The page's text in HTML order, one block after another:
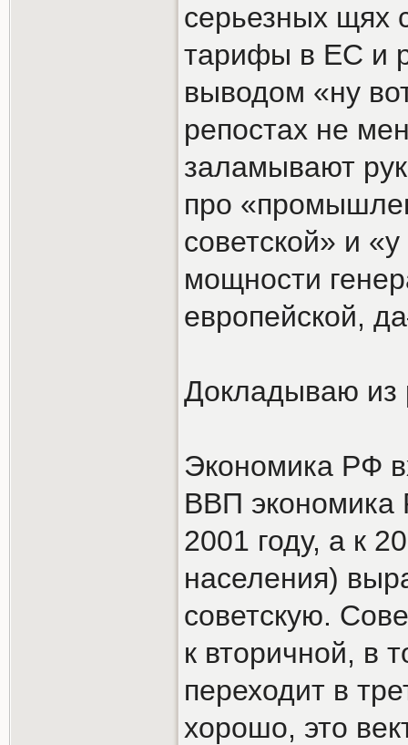
серьезных
тарифы в ЕС и
выводом «ну
репостах не
заламывают
про
советской» и
мощности
европейской,
Докладываю из
Экономика РФ
ВВП экономика
2001 году, а к
населения)
советскую.
к вторичной, в
переходит в
хорошо, это